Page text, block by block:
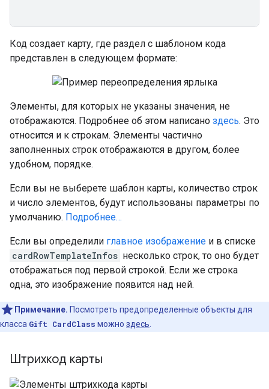
Код создает карту, где раздел с шаблоном кода
представлен в следующем формате:
Элементы, для которых не указаны значения, не
отображаются. Подробнее об этом написано здесь. Это
относится и к строкам. Элементы частично
заполненных строк отображаются в другом, более
удобном, порядке.
Если вы не выберете шаблон карты, количество строк
и число элементов, будут использованы параметры по
умолчанию. Подробнее…
Если вы определили главное изображение и в списке
cardRowTemplateInfos несколько строк, то оно будет
отображаться под первой строкой. Если же строка
одна, это изображение появится над ней.
Примечание. Посмотреть предопределенные объекты для
класса Gift CardClass можно здесь
Штрихкод карты